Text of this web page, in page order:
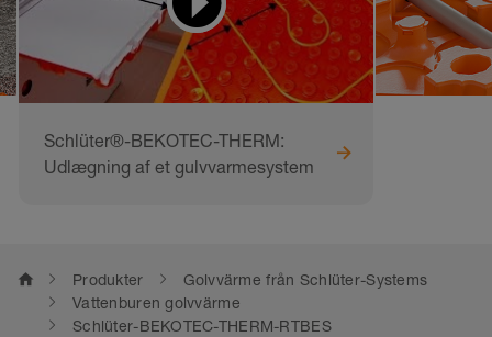
Schlüter®-BEKOTEC-THERM:
Udlægning af et gulvvarmesystem
home Produkter
Golvvärme från Schlüter-Systems
Vattenburen golvvärme
Schlüter-BEKOTEC-THERM-RTBES